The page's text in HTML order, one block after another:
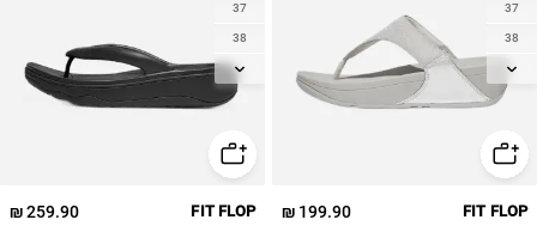
37
38
39
42
199.90 ₪ FIT FLOP
37
38
39
40
42
259.90 ₪ FIT FLOP